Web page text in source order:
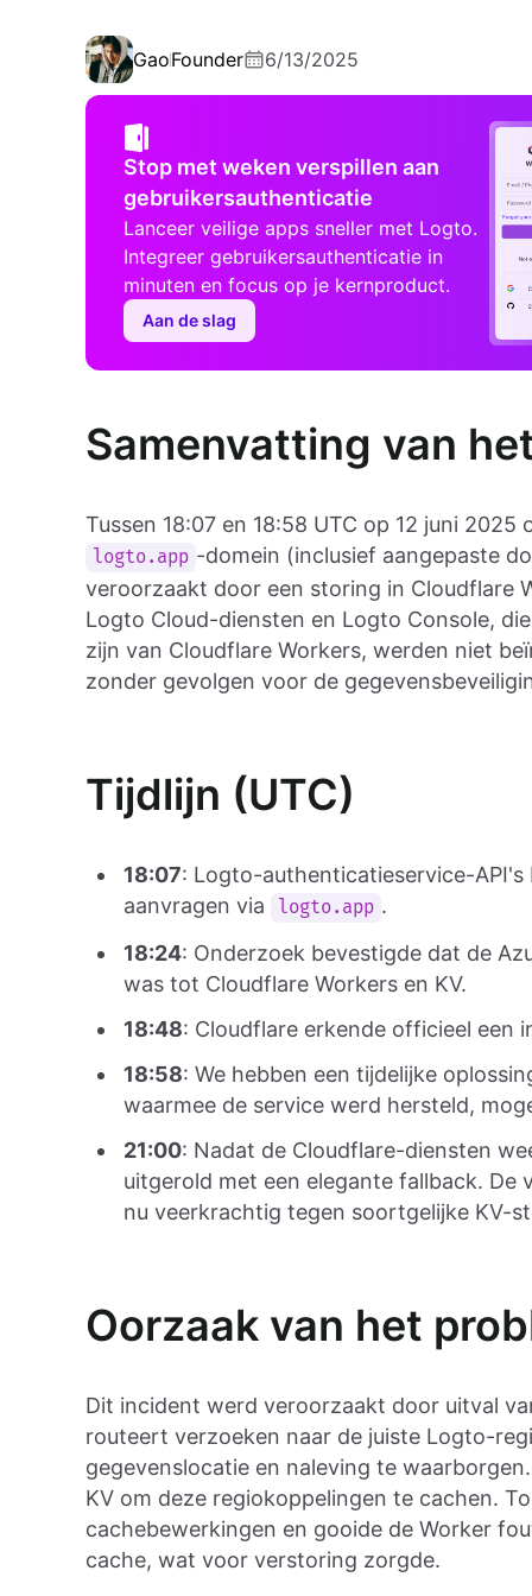
GaoFounder 6/13/2025
Stop met weken verspillen aan
gebruikersauthenticatie
Lanceer veilige apps sneller met Logto.
Integreer gebruikersauthenticatie in
minuten en focus op je kernproduct.
Aan de slag
Samenvatting van
Tussen 18:07 en 18:58 UTC op 12 juni
logto.app -domein (inclusief aangepaste
veroorzaakt door een storing in Cloudflare
Logto Cloud-diensten en Logto Console,
zijn van Cloudflare Workers, werden niet
zonder gevolgen voor de
Tijdlijn (UTC)
18:07: Logto-authenticatieservice-
aanvragen via
logto.app .
18:24: Onderzoek bevestigde dat de
was tot Cloudflare Workers en KV.
18:48: Cloudflare erkende officieel een
18:58: We hebben een tijdelijke
waarmee de service werd hersteld,
21:00: Nadat de Cloudflare-diensten
uitgerold met een elegante fallback. De
nu veerkrachtig tegen soortgelijke KV-
Oorzaak van het
Dit incident werd veroorzaakt door uitval
routeert verzoeken naar de juiste Logto-
gegevenslocatie en naleving te
KV om deze regiokoppelingen te cachen.
cachebewerkingen en gooide de Worker
cache, wat voor verstoring zorgde.